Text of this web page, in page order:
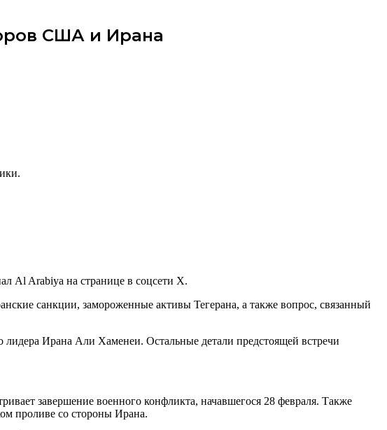
США и Ирана
Al Arabiya на странице в соцсети X.
санкции, замороженные активы Тегерана, а также вопрос, связанный
лидера Ирана Али Хаменеи. Остальные детали предстоящей встречи
завершение военного конфликта, начавшегося 28 февраля. Также
проливе со стороны Ирана.